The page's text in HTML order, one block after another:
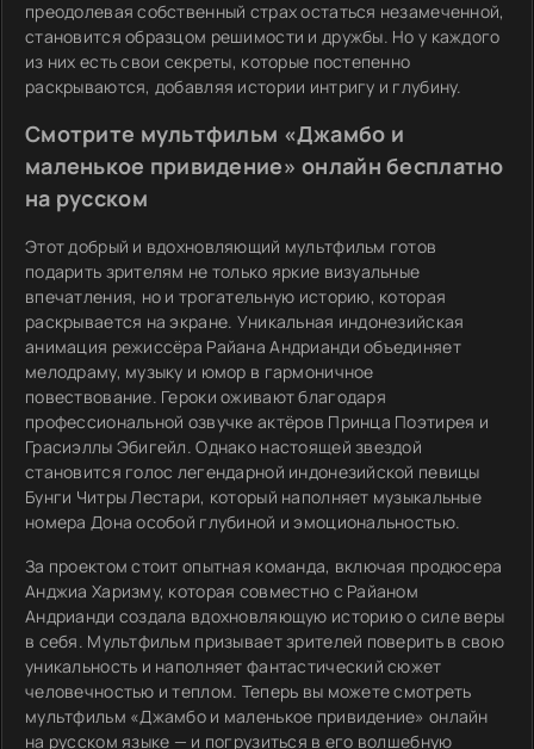
преодолевая собственный страх остаться незамеченной,
становится образцом решимости и дружбы. Но у каждого
из них есть свои секреты, которые постепенно
раскрываются, добавляя истории интригу и глубину.
Смотрите мультфильм «Джамбо и
маленькое привидение» онлайн бесплатно
на русском
Этот добрый и вдохновляющий мультфильм готов
подарить зрителям не только яркие визуальные
впечатления, но и трогательную историю, которая
раскрывается на экране. Уникальная индонезийская
анимация режиссёра Райана Андрианди объединяет
мелодраму, музыку и юмор в гармоничное
повествование. Героки оживают благодаря
профессиональной озвучке актёров Принца Поэтирея и
Грасиэллы Эбигейл. Однако настоящей звездой
становится голос легендарной индонезийской певицы
Бунги Читры Лестари, который наполняет музыкальные
номера Дона особой глубиной и эмоциональностью.
За проектом стоит опытная команда, включая продюсера
Анджиа Харизму, которая совместно с Райаном
Андрианди создала вдохновляющую историю о силе веры
в себя. Мультфильм призывает зрителей поверить в свою
уникальность и наполняет фантастический сюжет
человечностью и теплом. Теперь вы можете смотреть
мультфильм «Джамбо и маленькое привидение» онлайн
на русском языке — и погрузиться в его волшебную